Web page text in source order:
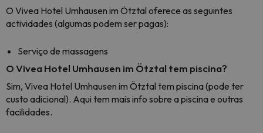
O Vivea Hotel Umhausen im Ötztal oferece as seguintes
actividades (algumas podem ser pagas):
Serviço de massagens
O Vivea Hotel Umhausen im Ötztal tem piscina?
Sim, Vivea Hotel Umhausen im Ötztal tem piscina (pode ter
custo adicional). Aqui tem mais info sobre a piscina e outras
facilidades.